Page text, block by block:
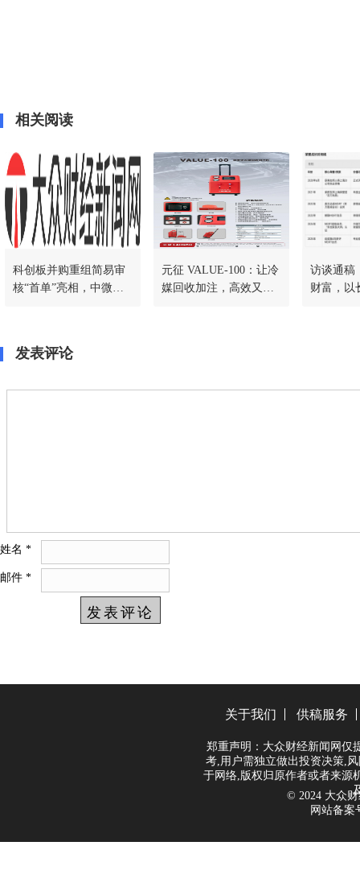
相关阅读
科创板并购重组简易审
核“首单”亮相，中微公
元征 VALUE-100：让冷
媒回收加注，高效又省
访谈通稿
财富，以
发表评论
姓名 *
邮件 *
关于我们 供稿服务
郑重声明：大众财经新闻网仅
考,用户需独立做出投资决策,
于网络,版权归原作者或者来源
© 2024 大众财
网站备案